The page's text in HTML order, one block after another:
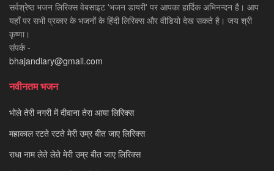
सर्वश्रेष्ठ भजन लिरिक्स वेबसाइट 'भजन डायरी' पर आपका हार्दिक अभिनन्दन है। आप
यहाँ पर सभी प्रकार के भजनों के हिंदी लिरिक्स और वीडियो देख सकते है। जय श्री
कृष्णा।
संपर्क -
bhajandiary@gmail.com
नवीनतम भजन
भोले तेरी नगरी में दीवाना तेरा आया लिरिक्स
महाकाल रटते रटते मेरी उम्र बीत जाए लिरिक्स
राधा नाम लेते लेते मेरी उम्र बीत जाए लिरिक्स